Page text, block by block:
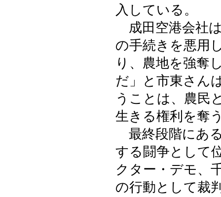
入している。
成田空港会社
の手続きを悪用
り、農地を強奪
だ」と市東さん
うことは、農民
生きる権利を奪
最終段階にあ
する闘争として
クター・デモ、
の行動として裁